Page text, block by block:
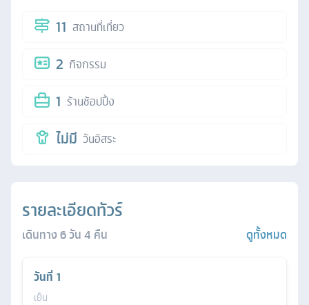
11 สถานที่เที่ยว
2 กิจกรรม
1 ร้านช้อปปิ้ง
ไม่มี วันอิสระ
รายละเอียดทัวร์
เดินทาง6วัน4 คืน ดูทั้งหมด
วันที่ 1
เย็น